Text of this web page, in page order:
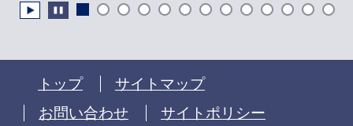
トップ
サイトマップ
お問い合わせ
サイトポリシー